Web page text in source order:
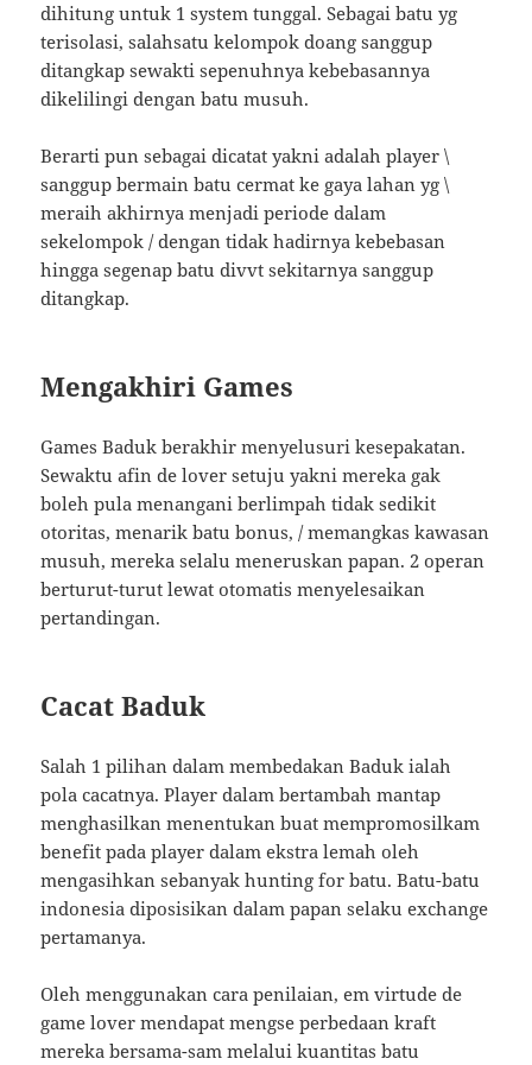
dihitung untuk 1 system tunggal. Sebagai batu yg
terisolasi, salahsatu kelompok doang sanggup
ditangkap sewakti sepenuhnya kebebasannya
dikelilingi dengan batu musuh.
Berarti pun sebagai dicatat yakni adalah player \
sanggup bermain batu cermat ke gaya lahan yg \
meraih akhirnya menjadi periode dalam
sekelompok / dengan tidak hadirnya kebebasan
hingga segenap batu divvt sekitarnya sanggup
ditangkap.
Mengakhiri Games
Games Baduk berakhir menyelusuri kesepakatan.
Sewaktu afin de lover setuju yakni mereka gak
boleh pula menangani berlimpah tidak sedikit
otoritas, menarik batu bonus, / memangkas kawasan
musuh, mereka selalu meneruskan papan. 2 operan
berturut-turut lewat otomatis menyelesaikan
pertandingan.
Cacat Baduk
Salah 1 pilihan dalam membedakan Baduk ialah
pola cacatnya. Player dalam bertambah mantap
menghasilkan menentukan buat mempromosilkam
benefit pada player dalam ekstra lemah oleh
mengasihkan sebanyak hunting for batu. Batu-batu
indonesia diposisikan dalam papan selaku exchange
pertamanya.
Oleh menggunakan cara penilaian, em virtude de
game lover mendapat mengse perbedaan kraft
mereka bersama-sam melalui kuantitas batu